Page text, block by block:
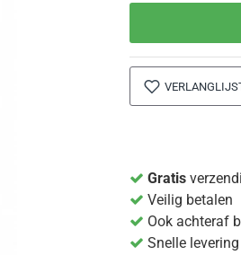
Gratis
Veilig betalen
Ook achteraf
Snelle